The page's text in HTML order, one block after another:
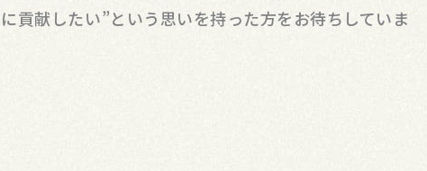
貢献したい”という思いを持った方をお待ちしていま